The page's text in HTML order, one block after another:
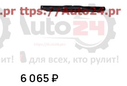
6 065 ₽